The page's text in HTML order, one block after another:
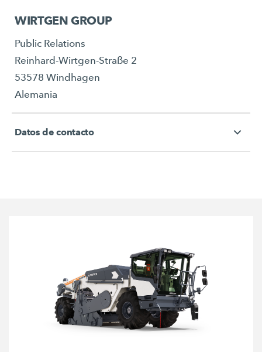
WIRTGEN GROUP
Public Relations
Reinhard-Wirtgen-Straße 2
53578 Windhagen
Alemania
Datos de contacto